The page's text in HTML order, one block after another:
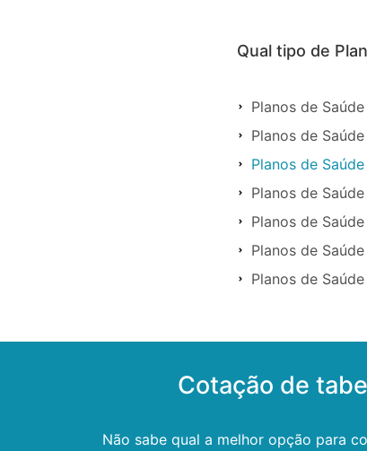
Qual tipo de
Planos de
Planos de
Planos de
Planos de
Planos de
Planos de
Planos de
Cotação de
Não sabe qual a melhor opção para